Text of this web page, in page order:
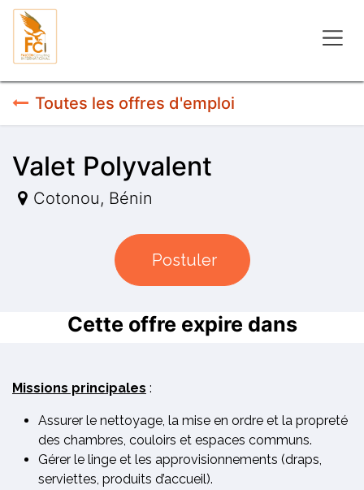
Se rendre au contenu
Toutes les offres d'emploi
Valet Polyvalent
Cotonou, Bénin
Postuler
Cette offre expire dans
Missions principales :
Assurer le nettoyage, la mise en ordre et la propreté
des chambres, couloirs et espaces communs.
Gérer le linge et les approvisionnements (draps,
serviettes, produits d’accueil).